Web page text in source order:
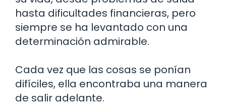
hasta dificultades financieras, pero
siempre se ha levantado con una
determinación admirable.
Cada vez que las cosas se ponían
difíciles, ella encontraba una manera
de salir adelante.